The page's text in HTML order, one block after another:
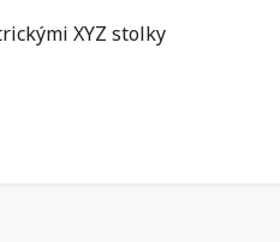
XYZ stolky